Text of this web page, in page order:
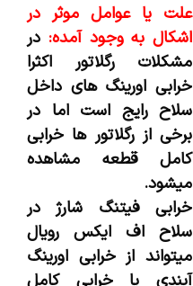
علت یا عوامل موثر در
اشکال به وجود آمده: در
مشکلات رگلاتور اکثرا
خرابی اورینگ های داخل
سلاح رایج است اما در
برخی از رگلاتور ها خرابی
کامل قطعه مشاهده
میشود.
خرابی فیتنگ شارژ در
سلاح اف ایکس رویال
میتواند از خرابی اورینگ
آبندی یا خرابی کامل